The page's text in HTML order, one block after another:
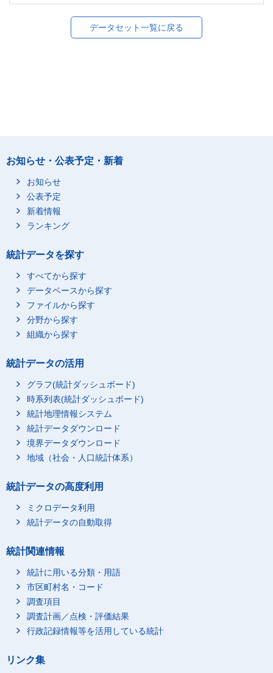
データセット一覧に戻る
お知らせ・公表予定・新着
お知らせ
公表予定
新着情報
ランキング
統計データを探す
すべてから探す
データベースから探す
ファイルから探す
分野から探す
組織から探す
統計データの活用
グラフ(統計ダッシュボード)
時系列表(統計ダッシュボード)
統計地理情報システム
統計データダウンロード
境界データダウンロード
地域（社会・人口統計体系）
統計データの高度利用
ミクロデータ利用
統計データの自動取得
統計関連情報
統計に用いる分類・用語
市区町村名・コード
調査項目
調査計画／点検・評価結果
行政記録情報等を活用している統計
リンク集